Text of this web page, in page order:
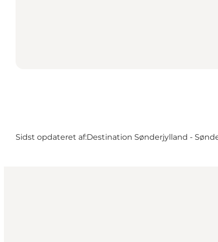
Sidst opdateret af:Destination Sønderjylland -